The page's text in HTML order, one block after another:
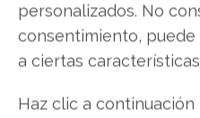
personalizados. No
consentimiento,
a ciertas
Haz clic a
BioNTech
Compartir este